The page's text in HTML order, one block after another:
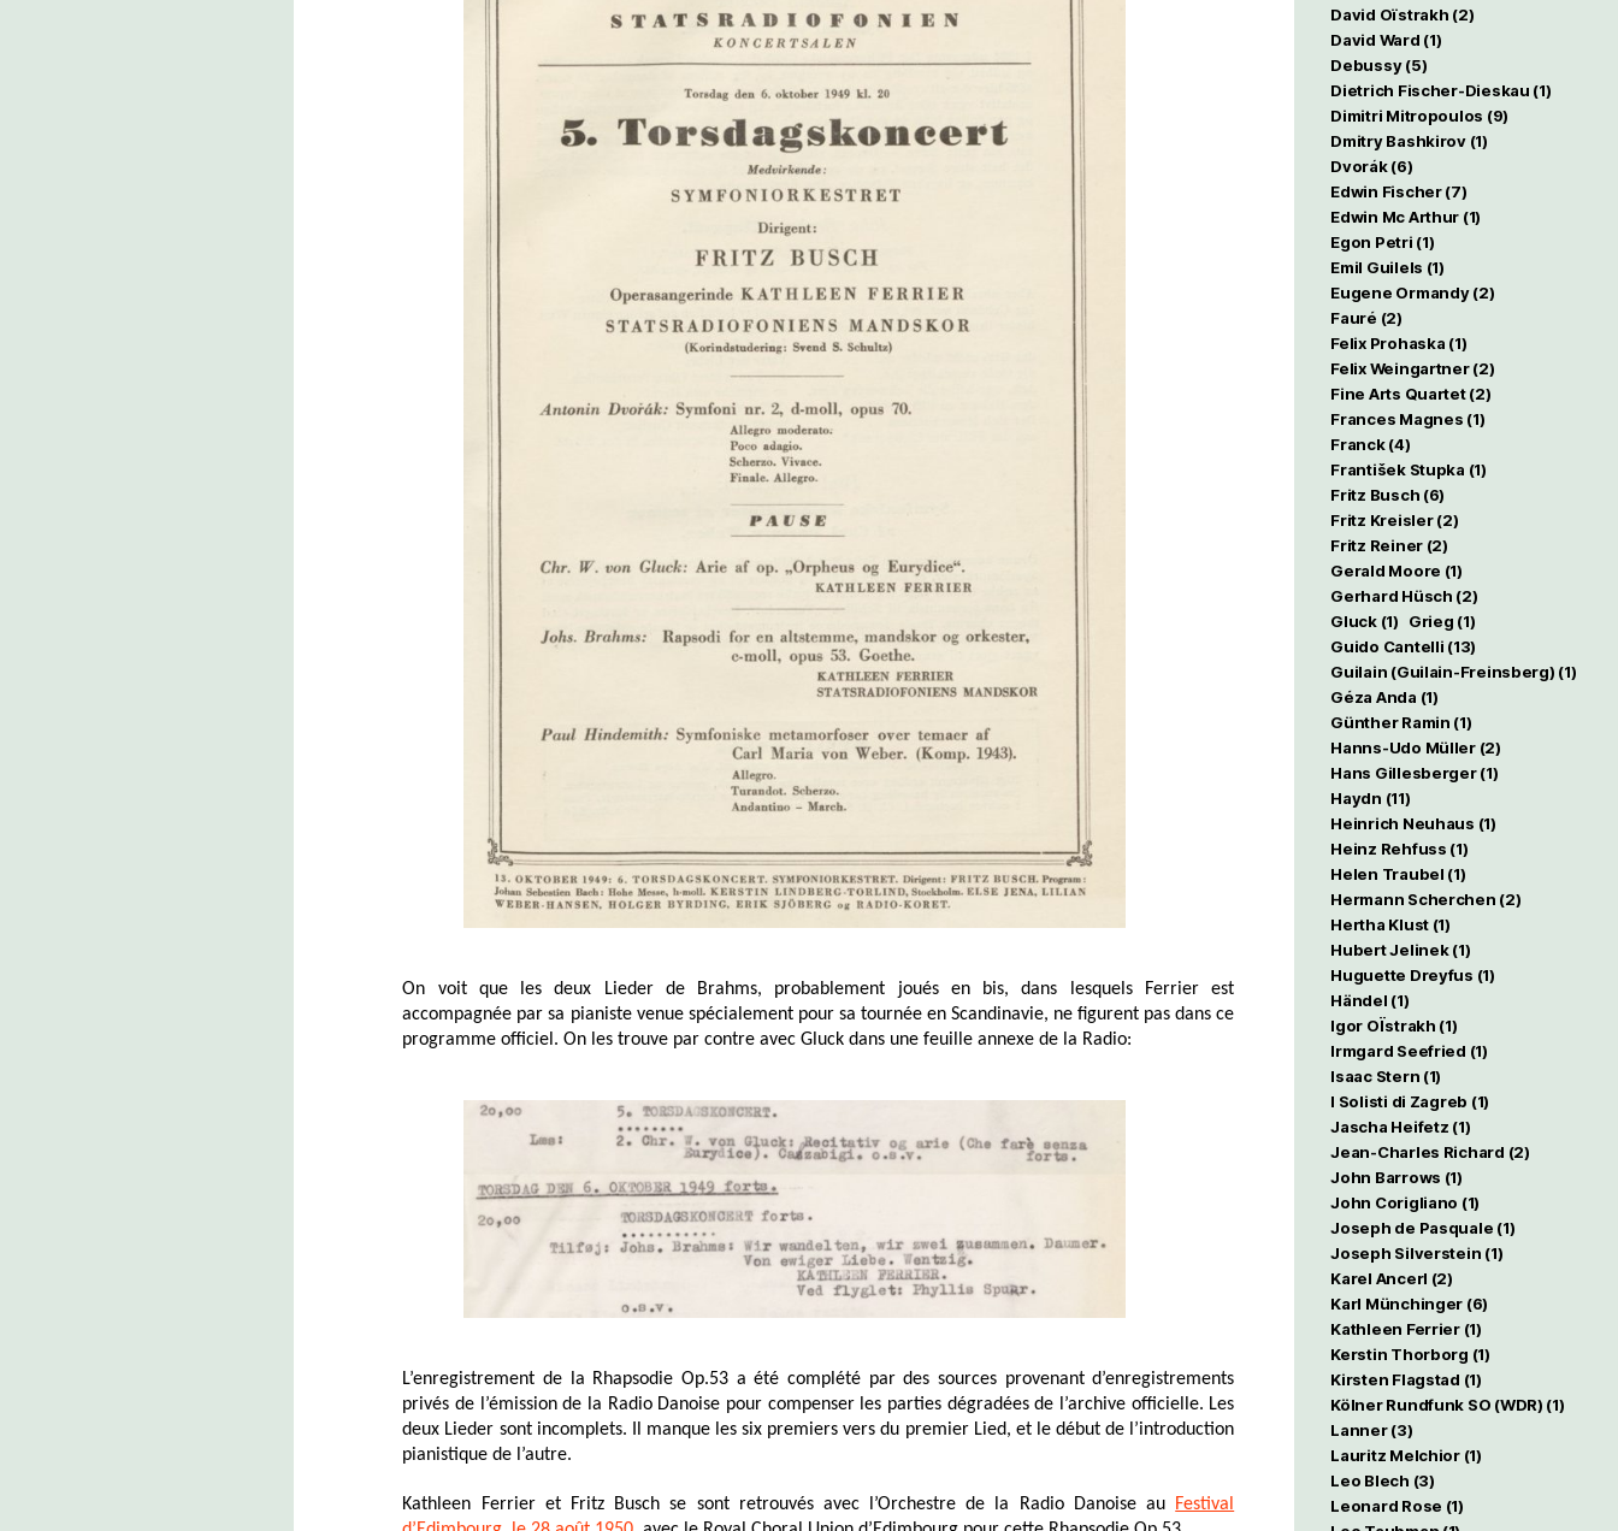
On voit que les deux Lieder de Brahms, probablement joués en bis, dans lesquels Ferrier est
accompagnée par sa pianiste venue spécialement pour sa tournée en Scandinavie, ne figurent pas dans ce
programme officiel. On les trouve par contre avec Gluck dans une feuille annexe de la Radio:
L’enregistrement de la Rhapsodie Op.53 a été complété par des sources provenant d’enregistrements
privés de l’émission de la Radio Danoise pour compenser les parties dégradées de l’archive officielle. Les
deux Lieder sont incomplets. Il manque les six premiers vers du premier Lied, et le début de l’introduction
pianistique de l’autre.
Kathleen Ferrier et Fritz Busch se sont retrouvés avec l’Orchestre de la Radio Danoise au Festival
David Oïstrakh (2)
David Ward (1)
Debussy(5)
Dietrich Fischer-Dieskau (1)
Dimitri Mitropoulos (9)
Dmitry Bashkirov(1)
Dvorák(6)
Edwin Fischer(7)
Edwin Mc Arthur (1)
Egon Petri (1)
Emil Guilels (1)
Eugene Ormandy(2)
Fauré (2)
Felix Prohaska (1)
Felix Weingartner(2)
Fine Arts Quartet(2)
Frances Magnes (1)
Franck(4)
František Stupka (1)
Fritz Busch (6)
Fritz Kreisler(2)
Fritz Reiner(2)
Gerald Moore (1)
Gerhard Hüsch (2)
Gluck(1) Grieg (1)
Guido Cantelli (13)
Guilain (Guilain-Freinsberg) (1)
Géza Anda (1)
Günther Ramin (1)
Hanns-Udo Müller(2)
Hans Gillesberger(1)
Haydn (11)
Heinrich Neuhaus (1)
Heinz Rehfuss (1)
Helen Traubel (1)
Hermann Scherchen (2)
Hertha Klust(1)
Hubert Jelinek(1)
Huguette Dreyfus (1)
Händel (1)
Igor OÏstrakh (1)
Irmgard Seefried (1)
Isaac Stern (1)
I Solisti di Zagreb (1)
Jascha Heifetz (1)
Jean-Charles Richard (2)
John Barrows (1)
John Corigliano (1)
Joseph de Pasquale (1)
Joseph Silverstein (1)
Karel Ancerl (2)
Karl Münchinger (6)
Kathleen Ferrier(1)
Kerstin Thorborg (1)
Kirsten Flagstad (1)
Kölner Rundfunk SO (WDR) (1)
Lanner(3)
Lauritz Melchior(1)
Leo Blech (3)
Leonard Rose (1)